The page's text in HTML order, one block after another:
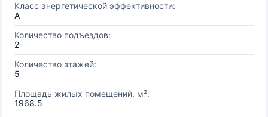
Класс энергетической эффективности:
A
Количество подъездов:
2
Количество этажей:
5
Площадь жилых помещений, м²:
1968.5